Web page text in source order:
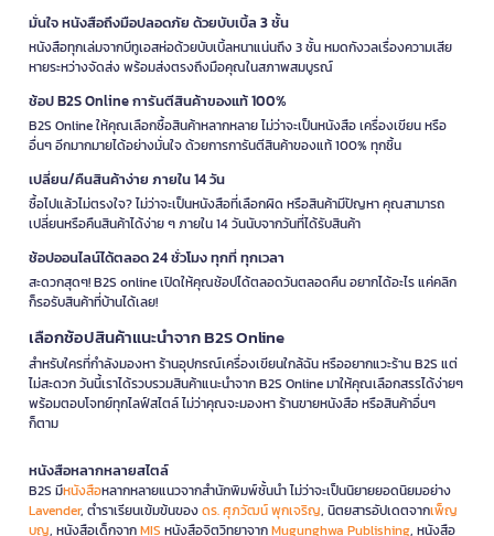
มั่นใจ หนังสือถึงมือปลอดภัย ด้วยบับเบิ้ล 3 ชั้น
หนังสือทุกเล่มจากบีทูเอสห่อด้วยบับเบิ้ลหนาแน่นถึง 3 ชั้น หมดกังวลเรื่องความเสีย
หายระหว่างจัดส่ง พร้อมส่งตรงถึงมือคุณในสภาพสมบูรณ์
ช้อป B2S Online การันตีสินค้าของแท้ 100%
B2S Online ให้คุณเลือกซื้อสินค้าหลากหลาย ไม่ว่าจะเป็นหนังสือ เครื่องเขียน หรือ
อื่นๆ อีกมากมายได้อย่างมั่นใจ ด้วยการการันตีสินค้าของแท้ 100% ทุกชิ้น
เปลี่ยน/คืนสินค้าง่าย ภายใน 14 วัน
ซื้อไปแล้วไม่ตรงใจ? ไม่ว่าจะเป็นหนังสือที่เลือกผิด หรือสินค้ามีปัญหา คุณสามารถ
เปลี่ยนหรือคืนสินค้าได้ง่าย ๆ ภายใน 14 วันนับจากวันที่ได้รับสินค้า
ช้อปออนไลน์ได้ตลอด 24 ชั่วโมง ทุกที่ ทุกเวลา
สะดวกสุดๆ! B2S online เปิดให้คุณช้อปได้ตลอดวันตลอดคืน อยากได้อะไร แค่คลิก
ก็รอรับสินค้าที่บ้านได้เลย!
เลือกช้อปสินค้าแนะนำจาก B2S Online
สำหรับใครที่กำลังมองหา ร้านอุปกรณ์เครื่องเขียนใกล้ฉัน หรืออยากแวะร้าน B2S แต่
ไม่สะดวก วันนี้เราได้รวบรวมสินค้าแนะนำจาก B2S Online มาให้คุณเลือกสรรได้ง่ายๆ
พร้อมตอบโจทย์ทุกไลฟ์สไตล์ ไม่ว่าคุณจะมองหา ร้านขายหนังสือ หรือสินค้าอื่นๆ
ก็ตาม
หนังสือหลากหลายสไตล์
B2S มีหนังสือหลากหลายแนวจากสำนักพิมพ์ชั้นนำ ไม่ว่าจะเป็นนิยายยอดนิยมอย่าง
Lavender, ตำราเรียนเข้มข้นของดร. ศุภวัฒน์ พุกเจริญ, นิตยสารอัปเดตจากเพ็ญ
บุญ, หนังสือเด็กจากMIS หนังสือจิตวิทยาจากMugunghwa Publishing, หนังสือ